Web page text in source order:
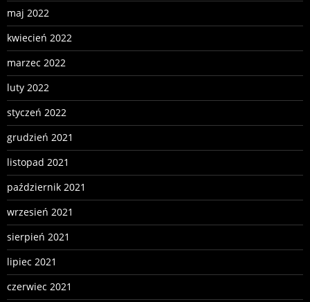
maj 2022
kwiecień 2022
marzec 2022
luty 2022
styczeń 2022
grudzień 2021
listopad 2021
październik 2021
wrzesień 2021
sierpień 2021
lipiec 2021
czerwiec 2021